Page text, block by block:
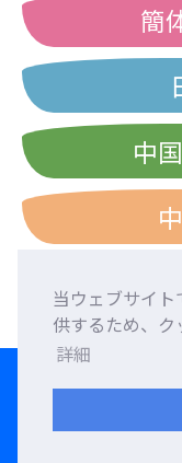
当ウェブサイ
供するため、ク
詳細
簡
中
日本語ロ